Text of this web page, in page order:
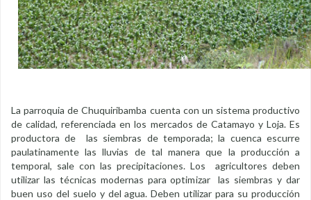
La parroquia de Chuquiribamba cuenta con un sistema productivo
de calidad, referenciada en los mercados de Catamayo y Loja. Es
productora de las siembras de temporada; la cuenca escurre
paulatinamente las lluvias de tal manera que la producción a
temporal, sale con las precipitaciones. Los agricultores deben
utilizar las técnicas modernas para optimizar las siembras y dar
buen uso del suelo y del agua. Deben utilizar para su producción